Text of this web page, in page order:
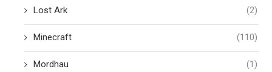
Lost Ark (2)
Minecraft (110)
Mordhau (1)